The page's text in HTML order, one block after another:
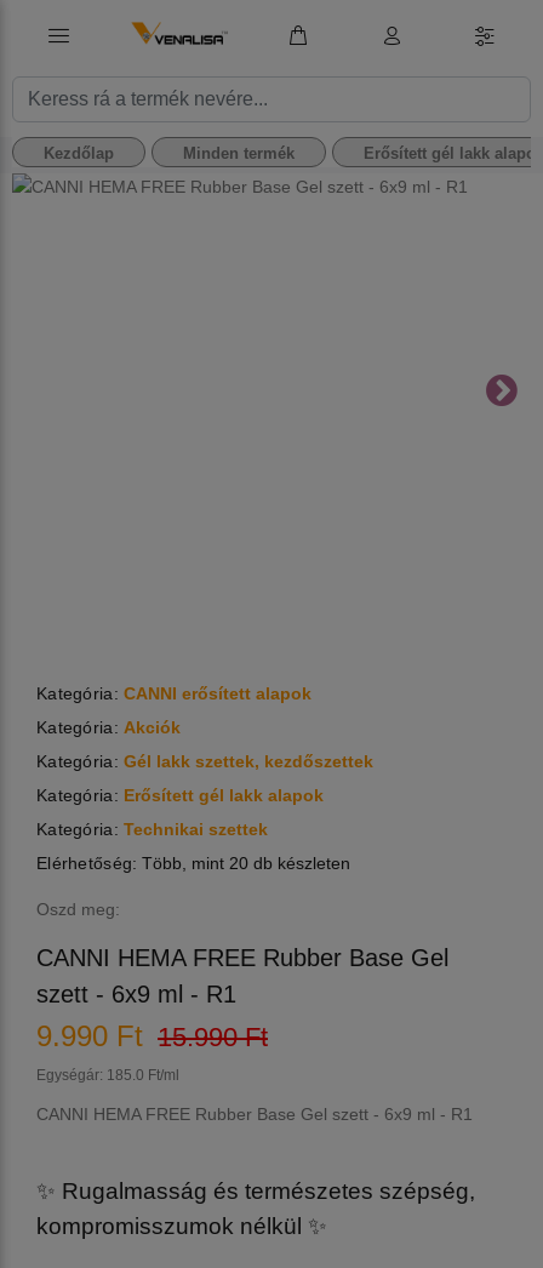
Kezdőlap Minden termék Erősített gél lakk alapok
Kategória: CANNI erősített alapok
Kategória: Akciók
Kategória: Gél lakk szettek, kezdőszettek
Kategória: Erősített gél lakk alapok
Kategória: Technikai szettek
Elérhetőség: Több, mint 20 db készleten
Oszd meg:
CANNI HEMA FREE Rubber Base Gel
szett - 6x9 ml - R1
9.990 Ft 15.990 Ft
Egységár: 185.0 Ft/ml
CANNI HEMA FREE Rubber Base Gel szett - 6x9 ml - R1
✨ Rugalmasság és természetes szépség,
kompromisszumok nélkül ✨